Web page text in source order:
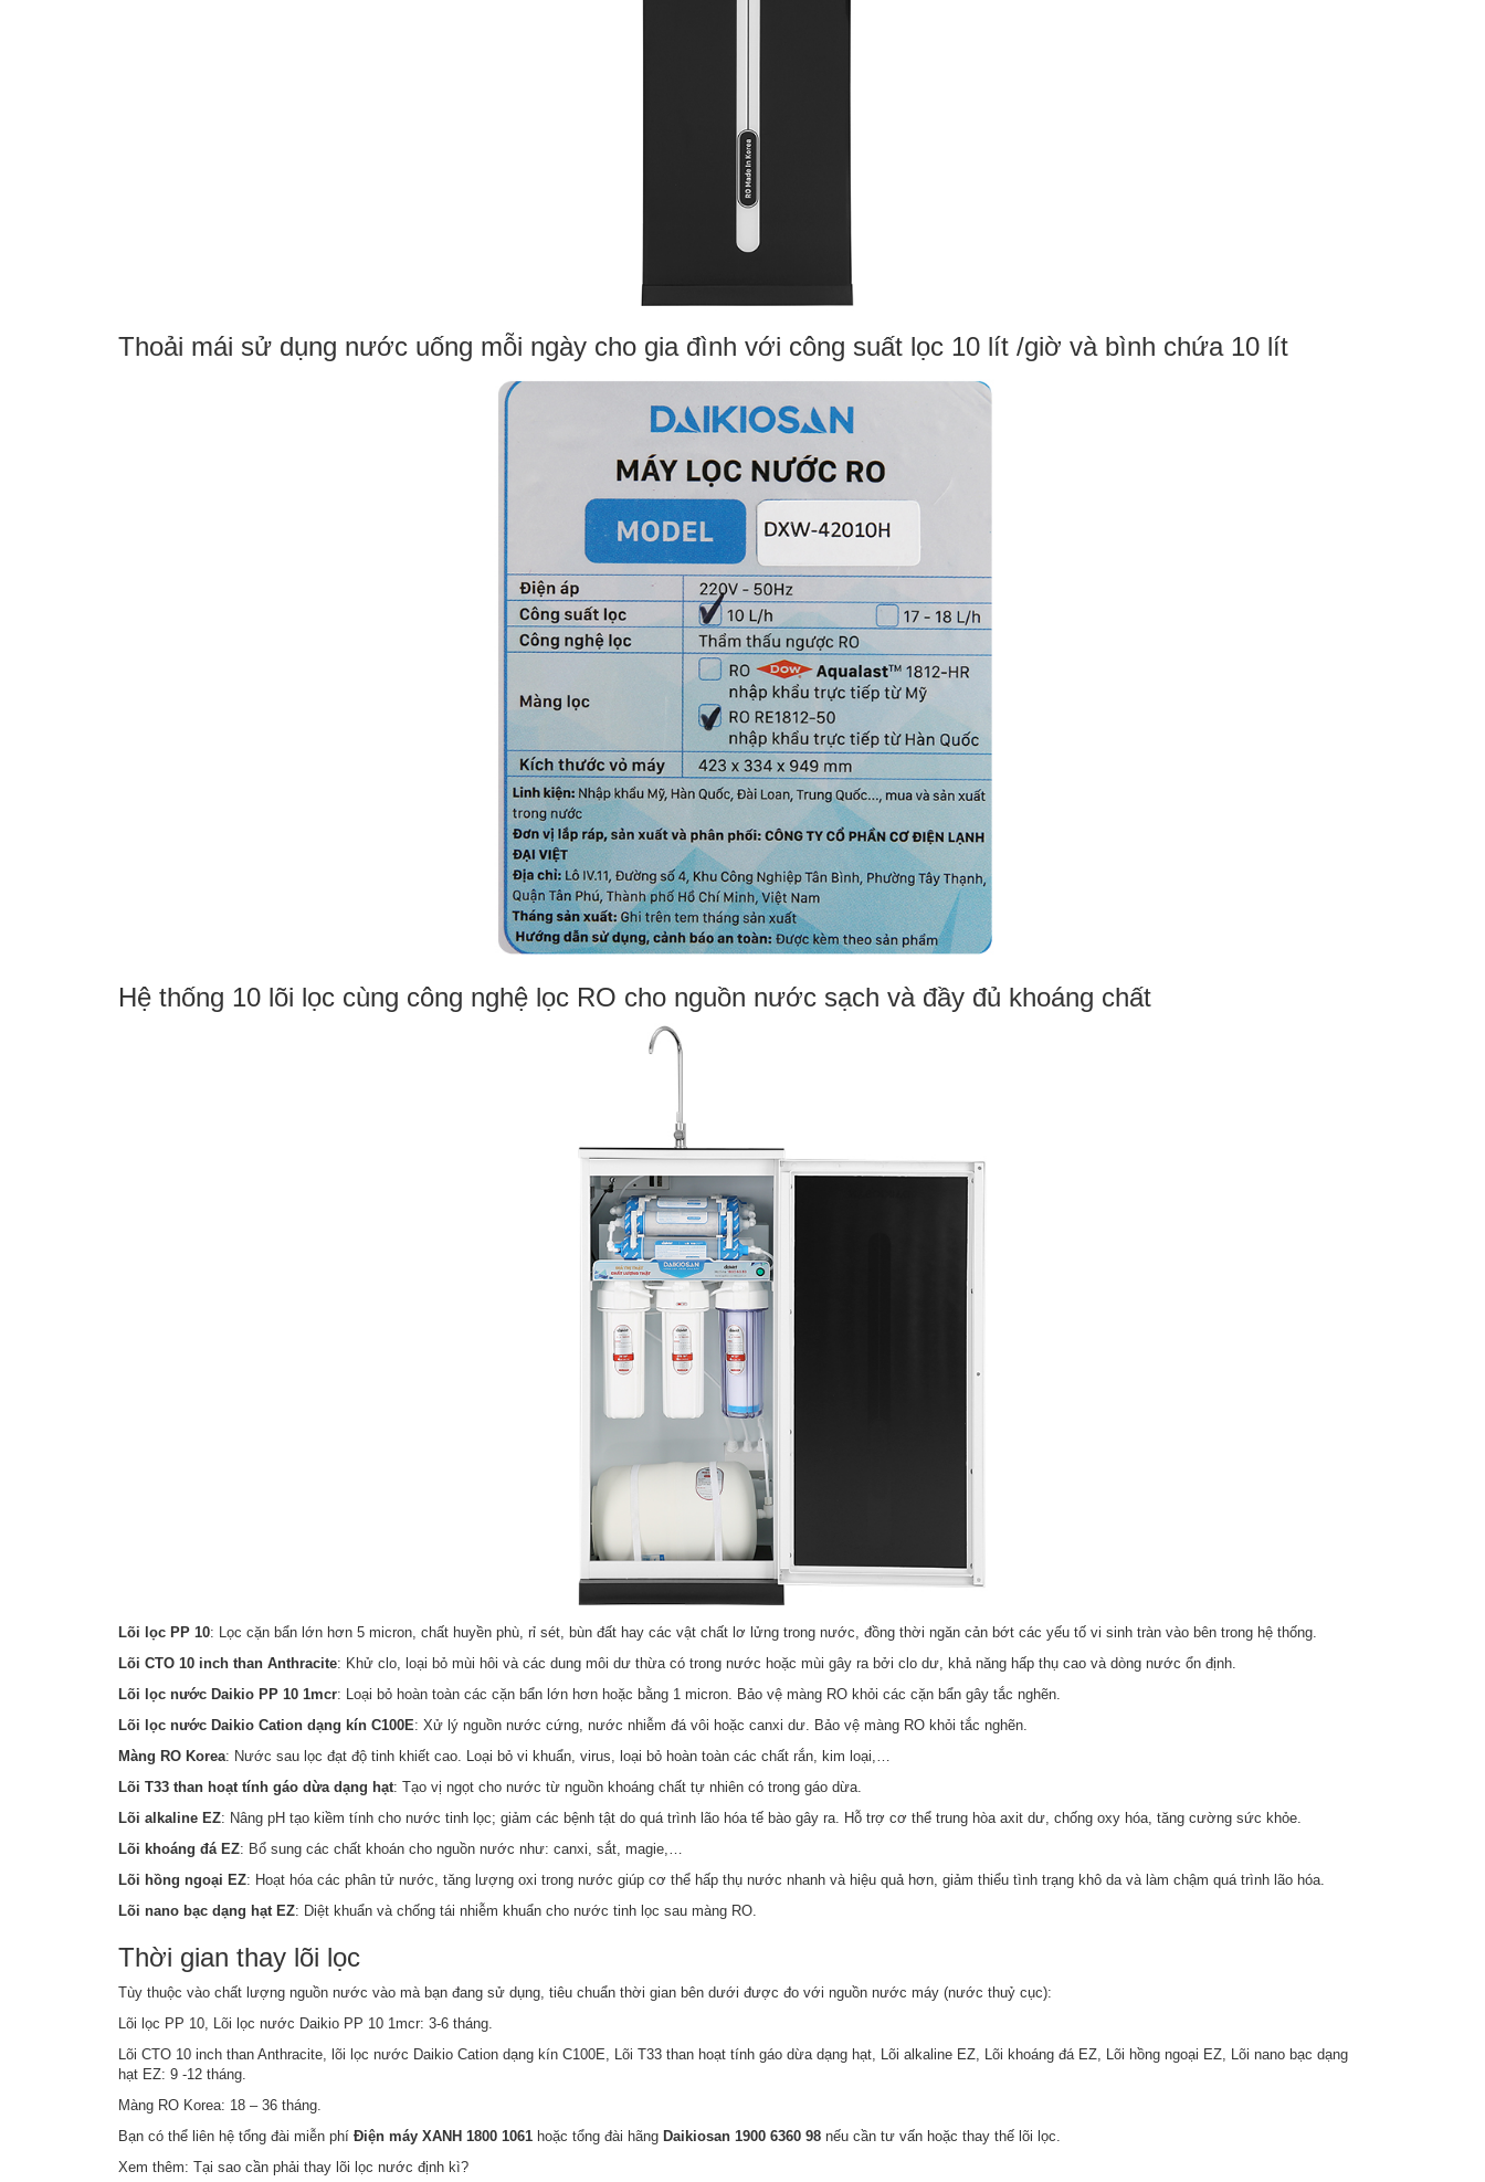
Thoải mái sử dụng nước uống mỗi ngày cho gia đình với công suất lọc 10 lít /giờ và bình chứa 10 lít
Hệ thống 10 lõi lọc cùng công nghệ lọc RO cho nguồn nước sạch và đầy đủ khoáng chất
Lõi lọc PP 10: Lọc cặn bẩn lớn hơn 5 micron, chất huyền phù, rỉ sét, bùn đất hay các vật chất lơ lửng trong nước, đồng thời ngăn cản bớt các yếu tố vi sinh tràn vào bên trong hệ thống.
Lõi CTO 10 inch than Anthracite: Khử clo, loại bỏ mùi hôi và các dung môi dư thừa có trong nước hoặc mùi gây ra bởi clo dư, khả năng hấp thụ cao và dòng nước ổn định.
Lõi lọc nước Daikio PP 10 1mcr: Loại bỏ hoàn toàn các cặn bẩn lớn hơn hoặc bằng 1 micron. Bảo vệ màng RO khỏi các cặn bẩn gây tắc nghẽn.
Lõi lọc nước Daikio Cation dạng kín C100E: Xử lý nguồn nước cứng, nước nhiễm đá vôi hoặc canxi dư. Bảo vệ màng RO khỏi tắc nghẽn.
Màng RO Korea: Nước sau lọc đạt độ tinh khiết cao. Loại bỏ vi khuẩn, virus, loại bỏ hoàn toàn các chất rắn, kim loại,…
Lõi T33 than hoạt tính gáo dừa dạng hạt: Tạo vị ngọt cho nước từ nguồn khoáng chất tự nhiên có trong gáo dừa.
Lõi alkaline EZ: Nâng pH tạo kiềm tính cho nước tinh lọc; giảm các bệnh tật do quá trình lão hóa tế bào gây ra. Hỗ trợ cơ thể trung hòa axit dư, chống oxy hóa, tăng cường sức khỏe.
Lõi khoáng đá EZ: Bổ sung các chất khoán cho nguồn nước như: canxi, sắt, magie,…
Lõi hồng ngoại EZ: Hoạt hóa các phân tử nước, tăng lượng oxi trong nước giúp cơ thể hấp thụ nước nhanh và hiệu quả hơn, giảm thiểu tình trạng khô da và làm chậm quá trình lão hóa.
Lõi nano bạc dạng hạt EZ: Diệt khuẩn và chống tái nhiễm khuẩn cho nước tinh lọc sau màng RO.
Thời gian thay lõi lọc
Tùy thuộc vào chất lượng nguồn nước vào mà bạn đang sử dụng, tiêu chuẩn thời gian bên dưới được đo với nguồn nước máy (nước thuỷ cục):
Lõi lọc PP 10, Lõi lọc nước Daikio PP 10 1mcr: 3-6 tháng.
Lõi CTO 10 inch than Anthracite, lõi lọc nước Daikio Cation dạng kín C100E, Lõi T33 than hoạt tính gáo dừa dạng hạt, Lõi alkaline EZ, Lõi khoáng đá EZ, Lõi hồng ngoại EZ, Lõi nano bạc dạng
hạt EZ: 9 -12 tháng.
Màng RO Korea: 18 – 36 tháng.
Bạn có thể liên hệ tổng đài miễn phíĐiện máy XANH 1800 1061 hoặc tổng đài hãng Daikiosan 1900 6360 98 ​ nếu cần tư vấn hoặc thay thế lõi lọc.
Xem thêm: Tại sao cần phải thay lõi lọc nước định kì?